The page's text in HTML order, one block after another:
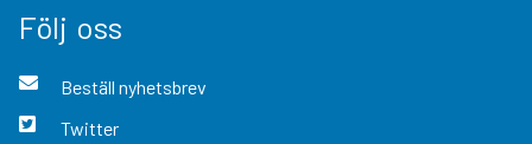
Följ oss
Beställ nyhetsbrev
Twitter